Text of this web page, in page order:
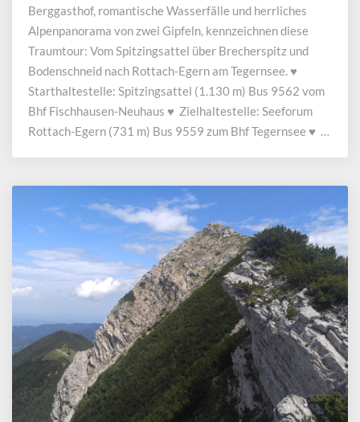
Berggasthof, romantische Wasserfälle und herrliches
Alpenpanorama von zwei Gipfeln, kennzeichnen diese
Traumtour: Vom Spitzingsattel über Brecherspitz und
Bodenschneid nach Rottach-Egern am Tegernsee. ♥
Starthaltestelle: Spitzingsattel (1.130 m) Bus 9562 vom
Bhf Fischhausen-Neuhaus ♥ Zielhaltestelle: Seeforum
Rottach-Egern (731 m) Bus 9559 zum Bhf Tegernsee ♥ …